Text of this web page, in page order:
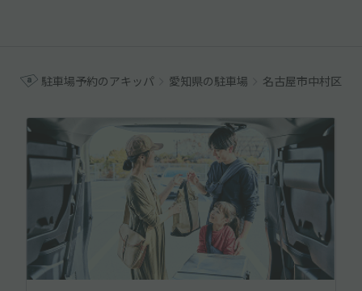
駐車場予約のアキッパ 愛知県の駐車場 名古屋市中村区の